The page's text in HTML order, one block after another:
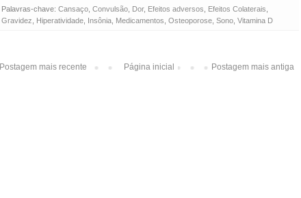
Palavras-chave: Cansaço, Convulsão, Dor, Efeitos adversos Efeitos Colaterais
Gravidez
Hiperatividade, Insônia, Medicamentos Osteoporose, Sono, Vitamina D
Postagem mais recente Postagem mais antiga
Página inicial